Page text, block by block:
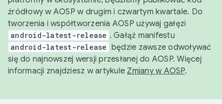
źródłowy w AOSP w drugim i czwartym kwartale. Do
tworzenia i współtworzenia AOSP używaj gałęzi
android-latest-release . Gałąź manifestu
android-latest-release będzie zawsze odwoływać
się do najnowszej wersji przesłanej do AOSP. Więcej
informacji znajdziesz w artykule Zmiany w AOSP.